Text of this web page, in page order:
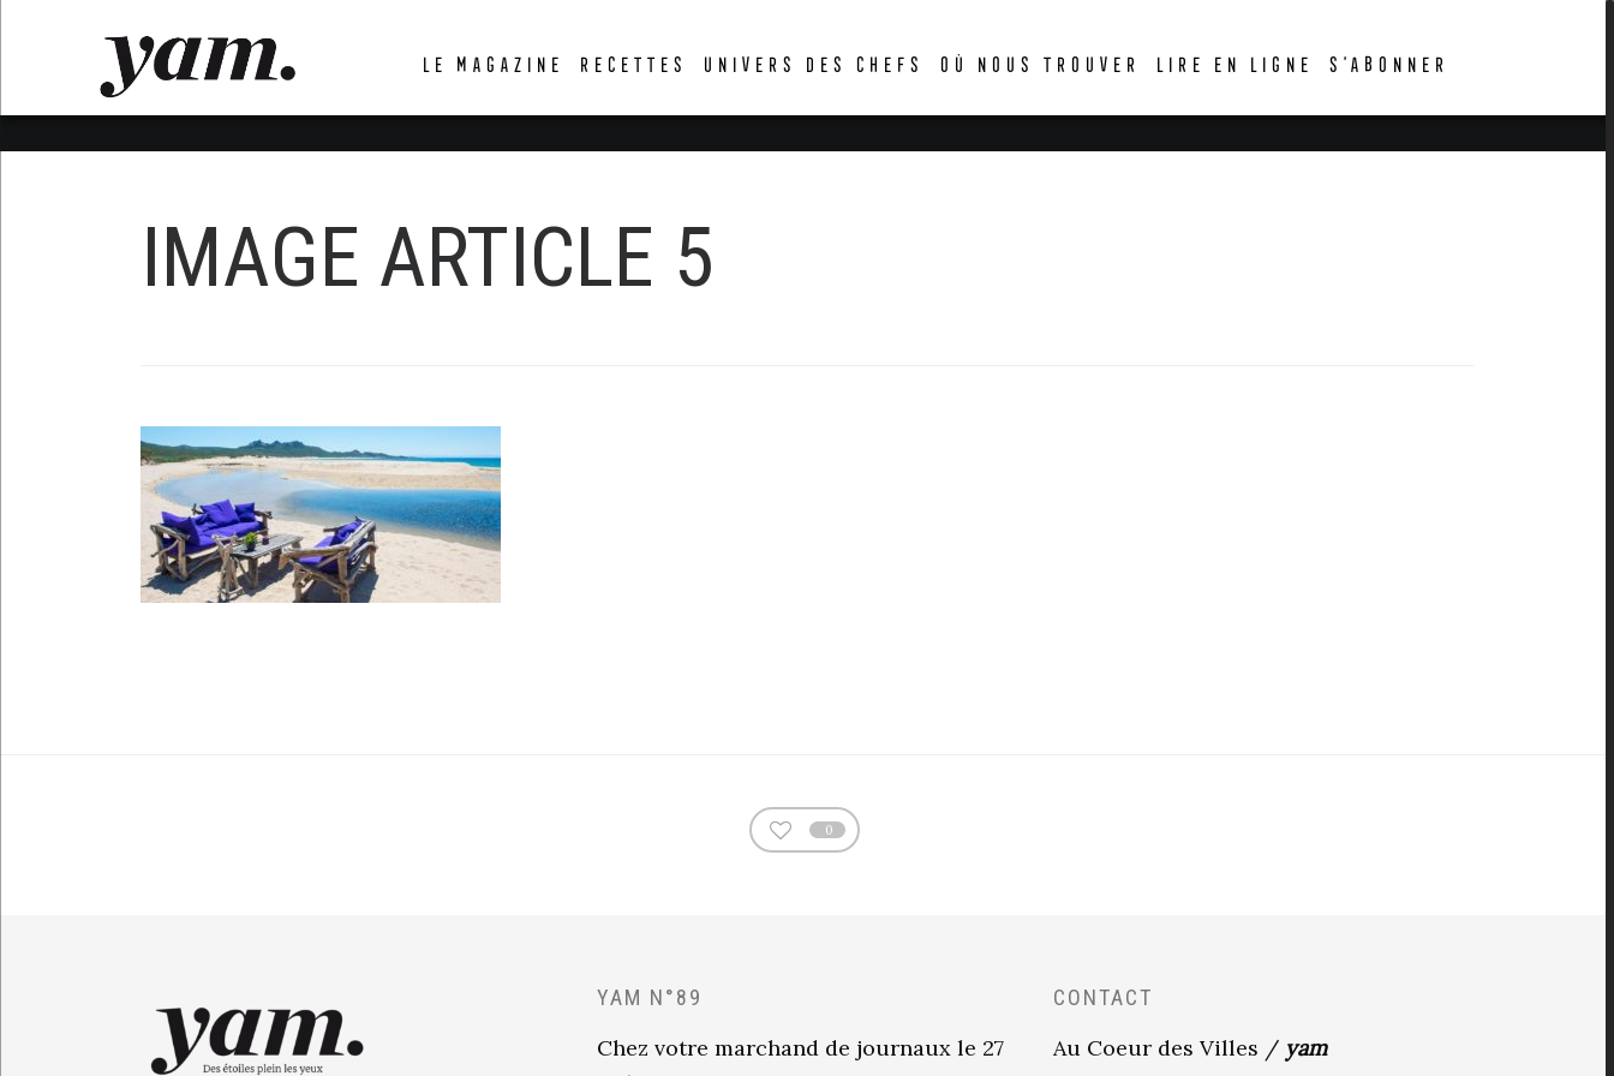
LE MAGAZINE RECETTES UNIVERS DES CHEFS OÙ NOUS TROUVER LIRE EN LIGNE S’ABONNER
IMAGE ARTICLE 5
0
YAM N°89
Chez votre marchand de journaux le 27
CONTACT
Au Coeur des Villes / yam